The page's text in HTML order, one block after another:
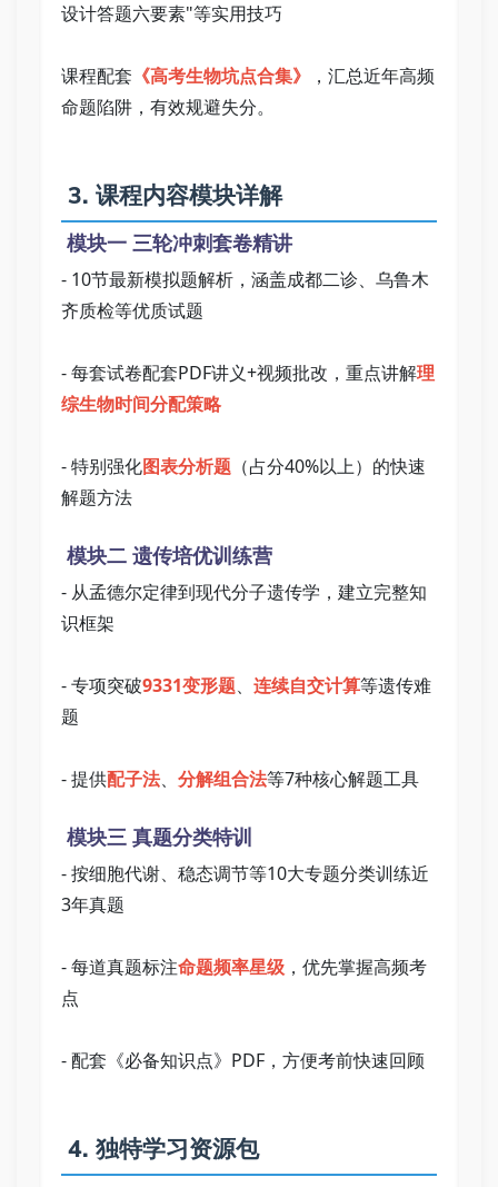
设计答题六要素"等实用技巧
课程配套 《高考生物坑点合集》
，汇总近年高频
命题陷阱，有效规避失分。
3. 课程内容模块详解
模块一 三轮冲刺套卷精讲
- 10节最新模拟题解析，涵盖成都二诊、乌鲁木
齐质检等优质试题
- 每套试卷配套PDF讲义+视频批改，重点讲解理
综生物时间分配策略
- 特别强化图表分析题 （占分40%以上）的快速
解题方法
模块二 遗传培优训练营
- 从孟德尔定律到现代分子遗传学，建立完整知
识框架
- 专项突破9331变形题、 连续自交计算等遗传难
题
- 提供配子法、 分解组合法等7种核心解题工具
模块三 真题分类特训
- 按细胞代谢、稳态调节等10大专题分类训练近
3年真题
- 每道真题标注命题频率星级 ，优先掌握高频考
点
4. 独特学习资源包